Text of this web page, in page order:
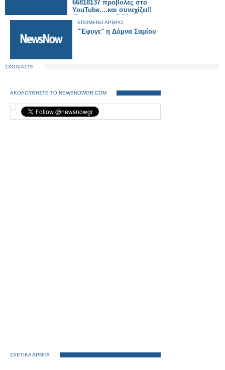
66818137 προβολές στο
YouTube....και συνεχίζει!!
(Συγκλονιστικό Βίντεο)
ΕΠΟΜΕΝΟ ΑΡΘΡΟ
"Έφυγε" η Δόμνα Σαμίου
ΣΧΟΛΙΑΣΤΕ
ΑΚΟΛΟΥΘΗΣΤΕ ΤΟ NEWSNOWGR.COM
ΣΧΕΤΙΚΑ ΑΡΘΡΑ